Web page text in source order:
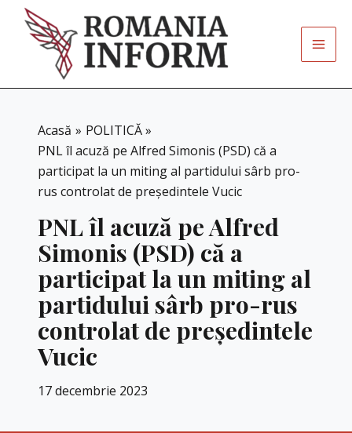
content
Acasă
POLITICĂ
PNL îl acuză pe Alfred Simonis (PSD) că a
participat la un miting al partidului sârb pro-
rus controlat de președintele Vucic
PNL îl acuză pe Alfred
Simonis (PSD) că a
participat la un miting al
partidului sârb pro-rus
controlat de președintele
Vucic
17 decembrie 2023